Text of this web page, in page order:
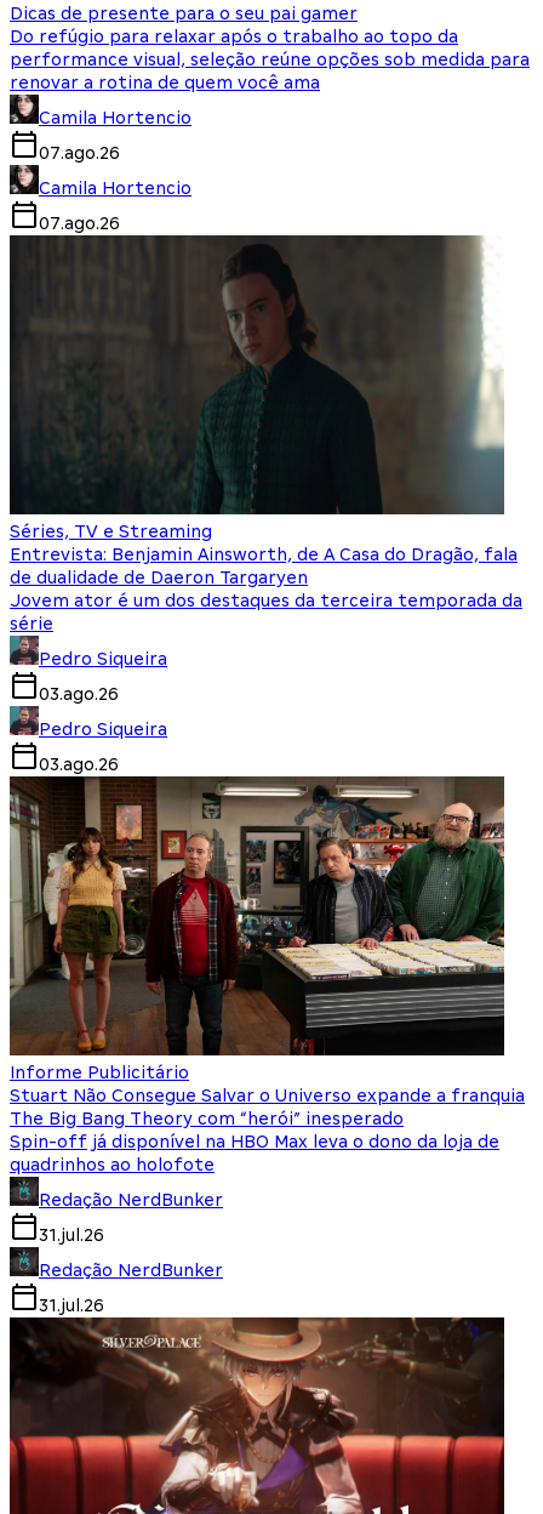
Dicas de presente para o seu pai gamer
Do refúgio para relaxar após o trabalho ao topo da
performance visual, seleção reúne opções sob medida para
renovar a rotina de quem você ama
Camila Hortencio
07.ago.26
Camila Hortencio
07.ago.26
Séries, TV e Streaming
Entrevista: Benjamin Ainsworth, de A Casa do Dragão, fala
de dualidade de Daeron Targaryen
Jovem ator é um dos destaques da terceira temporada da
série
Pedro Siqueira
03.ago.26
Pedro Siqueira
03.ago.26
Informe Publicitário
Stuart Não Consegue Salvar o Universo expande a franquia
The Big Bang Theory com “herói” inesperado
Spin-off já disponível na HBO Max leva o dono da loja de
quadrinhos ao holofote
Redação NerdBunker
31.jul.26
Redação NerdBunker
31.jul.26